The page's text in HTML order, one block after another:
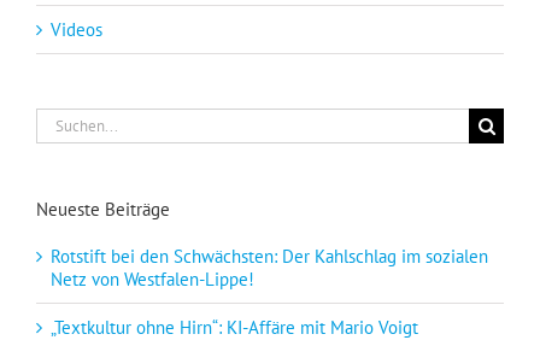
Videos
Suche
nach:
Neueste Beiträge
Rotstift bei den Schwächsten: Der Kahlschlag im sozialen
Netz von Westfalen-Lippe!
„Textkultur ohne Hirn“: KI-Affäre mit Mario Voigt